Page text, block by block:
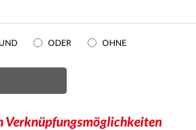
UND ODER OHNE
Verknüpfungsmöglichkeiten